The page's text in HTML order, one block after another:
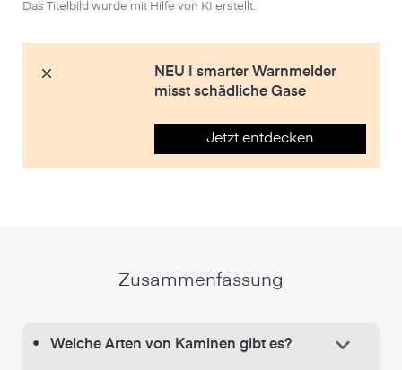
Das Titelbild wurde mit Hilfe von KI erstellt.
NEU | smarter Warnmelder
misst schädliche Gase
Jetzt entdecken
Zusammenfassung
• Welche Arten von Kaminen gibt es? keyboard_arrow_down